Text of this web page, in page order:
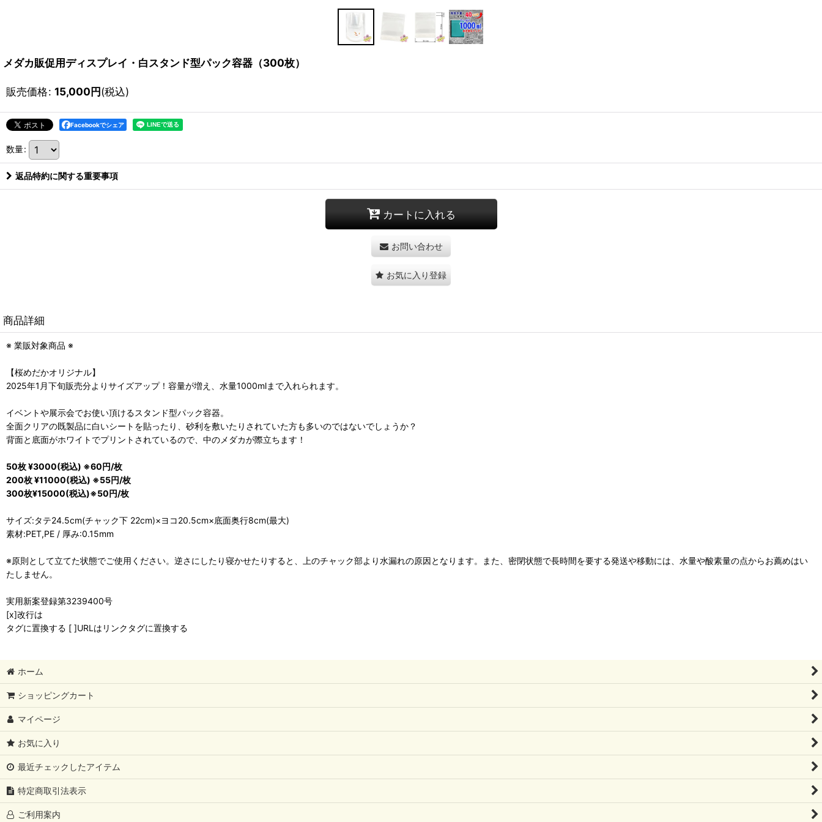
メダカ販促用ディスプレイ・白スタンド型パック容器（300枚）
販売価格: 15,000円(税込)
Facebookでシェア
数量:
返品特約に関する重要事項
カートに入れる
お問い合わせ
お気に入り登録
商品詳細
※ 業販対象商品 ※
【桜めだかオリジナル】
2025年1月下旬販売分よりサイズアップ！容量が増え、水量1000mlまで入れられます。
イベントや展示会でお使い頂けるスタンド型パック容器。
全面クリアの既製品に白いシートを貼ったり、砂利を敷いたりされていた方も多いのではないでしょうか？
背面と底面がホワイトでプリントされているので、中のメダカが際立ちます！
50枚 ¥3000(税込) ※60円/枚
200枚 ¥11000(税込) ※55円/枚
300枚¥15000(税込)※50円/枚
サイズ:タテ24.5cm(チャック下 22cm)×ヨコ20.5cm×底面奥行8cm(最大)
素材:PET,PE / 厚み:0.15mm
※原則として立てた状態でご使用ください。逆さにしたり寝かせたりすると、上のチャック部より水漏れの原因となります。また、密閉状態で長時間を要する発送や移動には、水量や酸素量の点からお薦めはい
たしません。
実用新案登録第3239400号
[x]改行は
タグに置換する [ ]URLはリンクタグに置換する
ホーム
ショッピングカート
マイページ
お気に入り
最近チェックしたアイテム
特定商取引法表示
ご利用案内